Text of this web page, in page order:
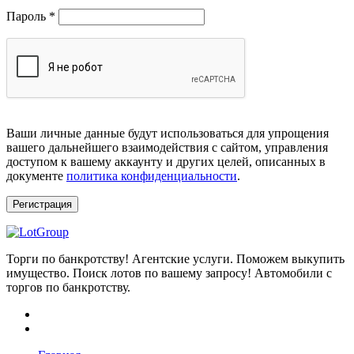
Пароль *
Ваши личные данные будут использоваться для упрощения
вашего дальнейшего взаимодействия с сайтом, управления
доступом к вашему аккаунту и других целей, описанных в
документе политика конфиденциальности.
Регистрация
Торги по банкротству! Агентские услуги. Поможем выкупить
имущество. Поиск лотов по вашему запросу! Автомобили с
торгов по банкротству.